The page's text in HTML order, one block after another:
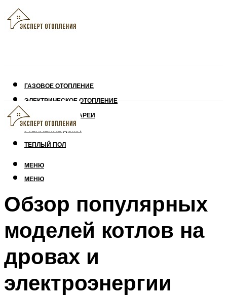
ГАЗОВОЕ ОТОПЛЕНИЕ
ЭЛЕКТРИЧЕСКОЕ ОТОПЛЕНИЕ
СОЛНЕЧНЫЕ БАТАРЕИ
УТЕПЛЕНИЕ ДОМА
ТЕПЛЫЙ ПОЛ
МЕНЮ
МЕНЮ
Обзор популярных
моделей котлов на
дровах и
электроэнергии